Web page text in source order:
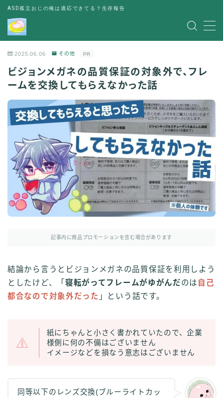
ASD孤立おじの俺は適応できてる？生存報告
MENU
レビュー
お金の悩み
人間関係の悩み
その他
出会い
パーティー
イラストで稼ぎたい
English English edition
2025.06.06 その他 PR
ビジョンメガネの品質保証の対象外で、フレ
ームを交換してもらえなかった話
記事内に商品プロモーションを含む場合があります
結論から言うとビジョンメガネの品質保証を利用しよう
としたけど、「 寝転がってフレームがゆがんだのは 自己
都合なので対象外だった 」という話です。
紙にちゃんと小さく書かれていたので、企業
様側に何の不備はございません
イメージなどを損なう意志はございません
同等以下のレンズ交換(ブルーライトカッ